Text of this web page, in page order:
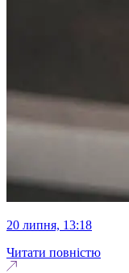
20 липня, 13:18
Читати повністю